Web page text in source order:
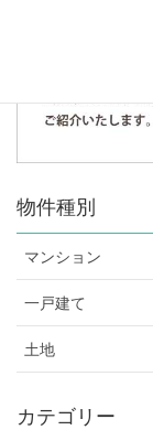
物件種別
マンション
一戸建て
土地
カテゴリー